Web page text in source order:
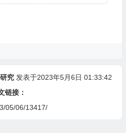
究 发表于2023年5月6日 01:33:42
链接：
05/06/13417/